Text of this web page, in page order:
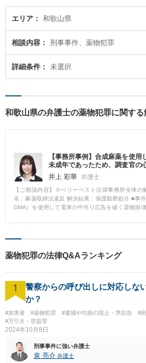
ください。
エリア
和歌山県
相談内容 刑事事件、薬物犯罪
詳細条件 未選択
和歌山県の弁護士の薬物犯罪に関する
【事務所事例】合成麻薬を使用
未成年であったため、調査官の
弁護活動をし、保護観察処分に
井上 彩華 弁護士
【ご相談内容】※ベリーベスト法律事務所全体の
名：麻薬取締法違反 解決結果：保護観察処分 ■事
DMA）を使用して電車の中吊り広告を破く器物損
解決の流れ 被疑者は16歳の少年で、これまでに幾
響を与えることから、調査官の心証が良くなるよ
することが重要です。
薬物犯罪の法律Q&Aランキング
1
警察からの呼び出しに対応しな
か？
#加害者 #薬物犯罪 #逮捕や勾留の阻止・準抗告 #
#万引き・窃盗罪
2024年10月8日
刑事事件に強い弁護士
泉 亮介 弁護士